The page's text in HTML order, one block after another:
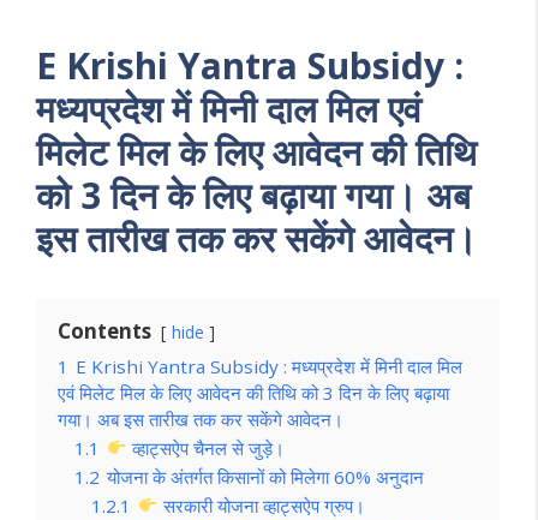
E Krishi Yantra Subsidy :
मध्यप्रदेश में मिनी दाल मिल एवं
मिलेट मिल के लिए आवेदन की तिथि
को 3 दिन के लिए बढ़ाया गया। अब
इस तारीख तक कर सकेंगे आवेदन।
Contents hide
1 E Krishi Yantra Subsidy : मध्यप्रदेश में मिनी दाल मिल
एवं मिलेट मिल के लिए आवेदन की तिथि को 3 दिन के लिए बढ़ाया
गया। अब इस तारीख तक कर सकेंगे आवेदन।
1.1
व्हाट्सऐप चैनल से जुड़े।
1.2 योजना के अंतर्गत किसानों को मिलेगा 60% अनुदान
1.2.1
सरकारी योजना व्हाट्सऐप ग्रुप।